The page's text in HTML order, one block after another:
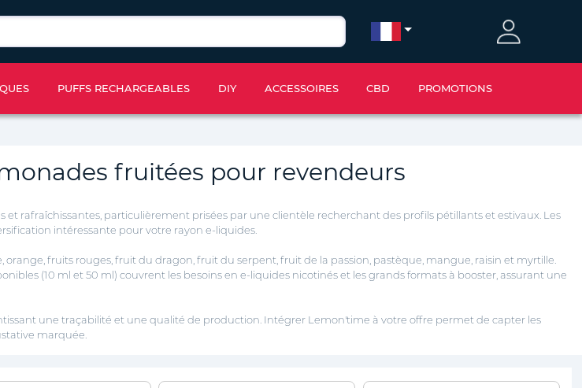
PUFFS RECHARGEABLES DIY ACCESSOIRES CBD PROMOTIONS
fruitées pour revendeurs
rafraîchissantes, particulièrement prisées par une clientèle recherchant des profils pétillants et estivaux. Les
intéressante pour votre rayon e-liquides.
fruits rouges, fruit du dragon, fruit du serpent, fruit de la passion, pastèque, mangue, raisin et myrtille.
(10 ml et 50 ml) couvrent les besoins en e-liquides nicotinés et les grands formats à booster, assurant une
une traçabilité et une qualité de production. Intégrer Lemon'time à votre offre permet de capter les
marquée.